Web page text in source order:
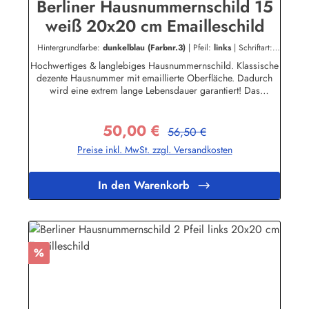
Berliner Hausnummernschild 15
weiß 20x20 cm Emailleschild
Hintergrundfarbe: dunkelblau (Farbnr.3) | Pfeil: links | Schriftart:
Hochwertiges & langlebiges Hausnummernschild. Klassische
dezente Hausnummer mit emaillierte Oberfläche. Dadurch
wird eine extrem lange Lebensdauer garantiert! Das
Frost über viele Jahre stand! Nicht das passende dabei? Sie
sind auf der Suche nach genau diesem Schild nur in einer
anderen Farbe oder einer anderen Aufschrift? Kein Problem!
an.Zum KontaktformularHier geht's zu unserem Konfigurator
für Emaille Schilder mit Wunschtext
Verkaufspreis:
50,00 € Regulärer Preis:
56,50 €
Preise inkl. MwSt. zzgl. Versandkosten
In den Warenkorb
Rabatt
%